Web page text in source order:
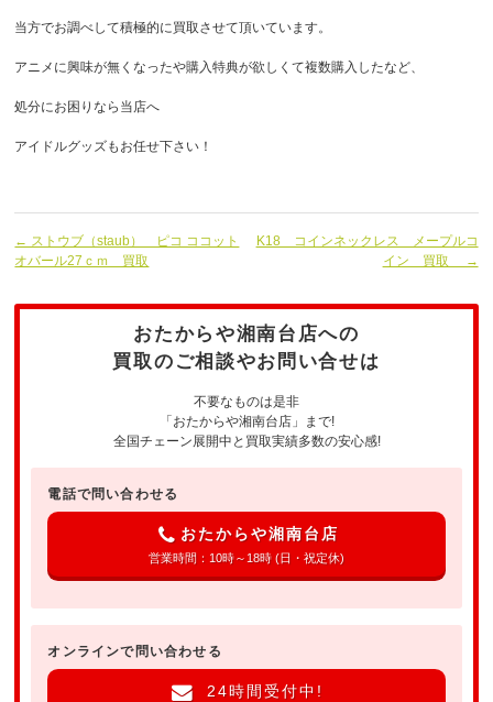
当方でお調べして積極的に買取させて頂いています。
アニメに興味が無くなったや購入特典が欲しくて複数購入したなど、
処分にお困りなら当店へ
アイドルグッズもお任せ下さい！
← ストウブ（staub） ピコ ココット
オバール27ｃｍ 買取
K18 コインネックレス メープルコ
イン 買取 →
おたからや湘南台店への
買取のご相談やお問い合せは
不要なものは是非
「おたからや湘南台店」まで!
全国チェーン展開中と買取実績多数の安心感!
電話で問い合わせる
おたからや湘南台店
営業時間：10時～18時 (日・祝定休)
オンラインで問い合わせる
24時間受付中!